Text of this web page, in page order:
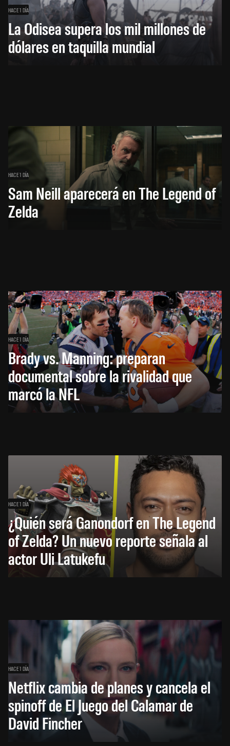
HACE 1 DÍA
La Odisea supera los mil millones de
dólares en taquilla mundial
HACE 1 DÍA
Sam Neill aparecerá en The Legend of
Zelda
HACE 1 DÍA
Brady vs. Manning: preparan
documental sobre la rivalidad que
marcó la NFL
HACE 1 DÍA
¿Quién será Ganondorf en The Legend
of Zelda? Un nuevo reporte señala al
actor Uli Latukefu
HACE 1 DÍA
Netflix cambia de planes y cancela el
spinoff de El Juego del Calamar de
David Fincher